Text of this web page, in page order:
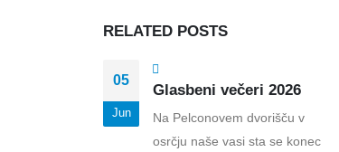
RELATED POSTS
05
Jun
Glasbeni večeri 2026
Na Pelconovem dvorišču v
osrčju naše vasi sta se konec